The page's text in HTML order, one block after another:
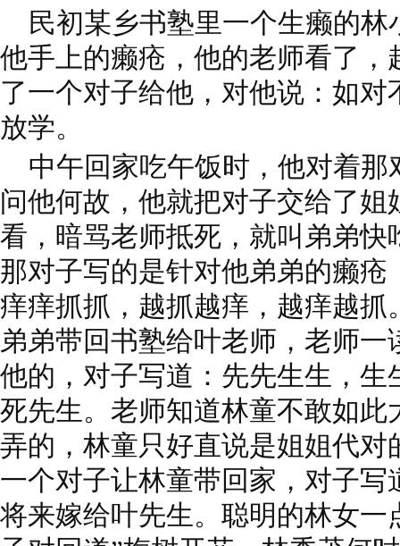
民初某乡书塾里一个生癞的林
他手上的癞疮，他的老师看了，
了一个对子给他，对他说：如
放学。
中午回家吃午饭时，他对着那
问他何故，他就把对子交给了
看，暗骂老师抵死，就叫弟弟快
那对子写的是针对他弟弟的癞
痒痒抓抓，越抓越痒，越痒越抓
弟弟带回书塾给叶老师，老师
他的，对子写道：先先生生，生
死先生。老师知道林童不敢如此
弄的，林童只好直说是姐姐代对
一个对子让林童带回家，对子
将来嫁给叶先生。聪明的林女一